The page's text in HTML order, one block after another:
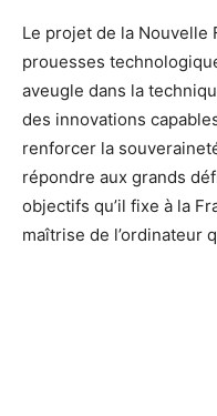
Le projet de la Nouvelle
prouesses
aveugle dans la
des innovations
renforcer la
répondre aux grands
objectifs qu’il fixe à la
maîtrise de l’ordinateur